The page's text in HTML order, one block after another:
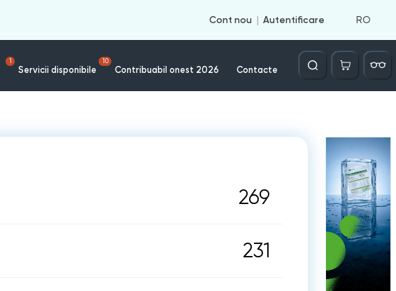
Cont nou Autentificare RO
1
Servicii disponibile
10
Contribuabil onest 2026 Contacte
Căutare
269
231